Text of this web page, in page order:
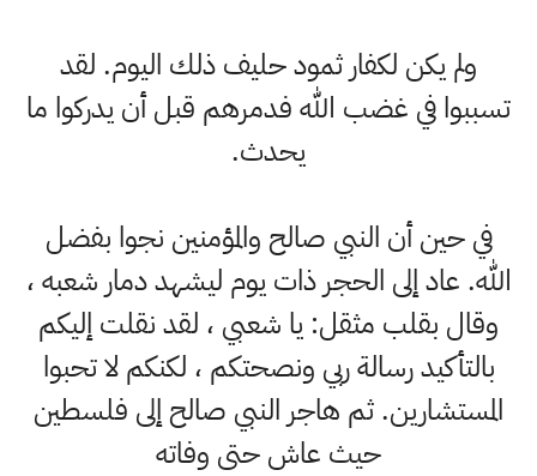
ولم يكن لكفار ثمود حليف ذلك اليوم. لقد
تسببوا في غضب الله فدمرهم قبل أن يدركوا ما
يحدث.
في حين أن النبي صالح والمؤمنين نجوا بفضل
الله. عاد إلى الحجر ذات يوم ليشهد دمار شعبه ،
وقال بقلب مثقل: يا شعبي ، لقد نقلت إليكم
بالتأكيد رسالة ربي ونصحتكم ، لكنكم لا تحبوا
المستشارين. ثم هاجر النبي صالح إلى فلسطين
حيث عاش حتى وفاته